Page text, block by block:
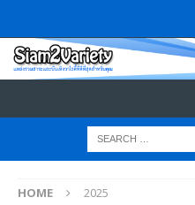
HOME 2025